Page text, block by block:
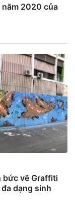
2020 của
bức vẽ Graffiti
dạng sinh